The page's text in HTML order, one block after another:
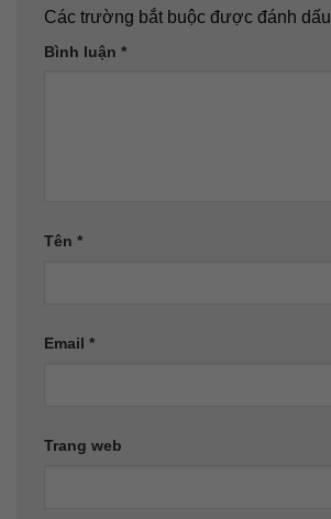
Các trường bắt buộc được đánh dấu
Bình luận *
Tên *
Email *
Trang web